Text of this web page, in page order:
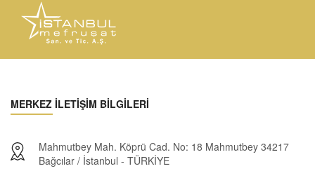
MERKEZ İLETİŞİM BİLGİLERİ
Mahmutbey Mah. Köprü Cad. No: 18 Mahmutbey 34217
Bağcılar / İstanbul - TÜRKİYE